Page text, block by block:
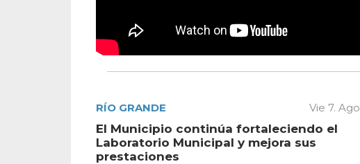
RÍO GRANDE Vie 7. Ago
El Municipio continúa fortaleciendo el
Laboratorio Municipal y mejora sus
prestaciones